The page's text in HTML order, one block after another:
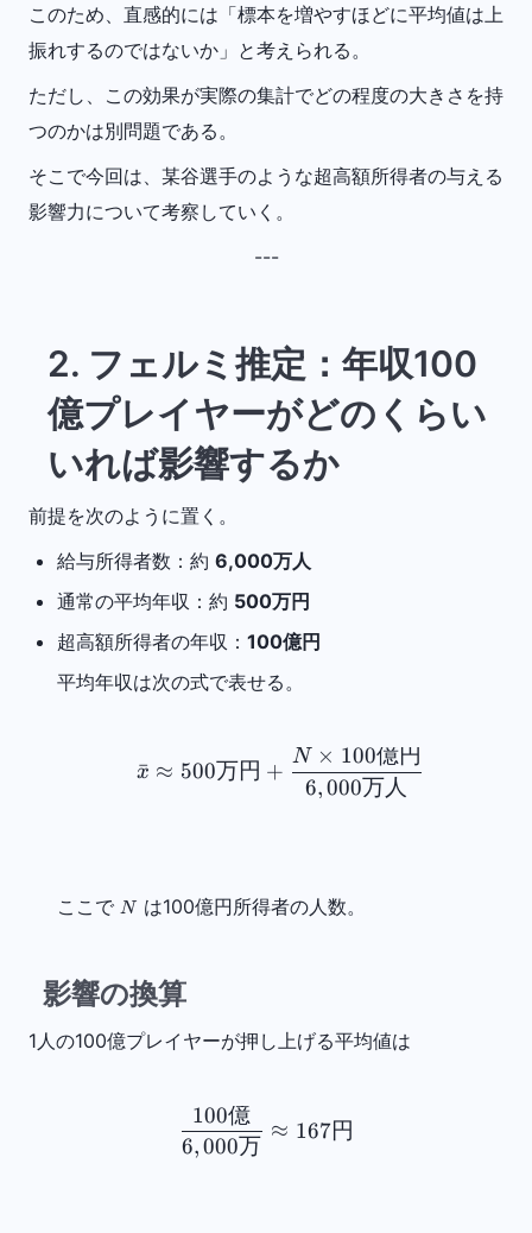
このため、直感的には「標本を増やすほどに平均値は上
振れするのではないか」と考えられる。
ただし、この効果が実際の集計でどの程度の大きさを持
つのかは別問題である。
そこで今回は、某谷選手のような超高額所得者の与える
影響力について考察していく。
---
2. フェルミ推定：年収100
億プレイヤーがどのくらい
いれば影響するか
前提を次のように置く。
給与所得者数：約 6,000万人
通常の平均年収：約 500万円
超高額所得者の年収： 100億円
平均年収は次の式で表せる。
x
ˉ ≈ 500万円 +
6,000万人
N × 100億円
ここで N は100億円所得者の人数。
影響の換算
1人の100億プレイヤーが押し上げる平均値は
6,000万
100億
≈ 167円